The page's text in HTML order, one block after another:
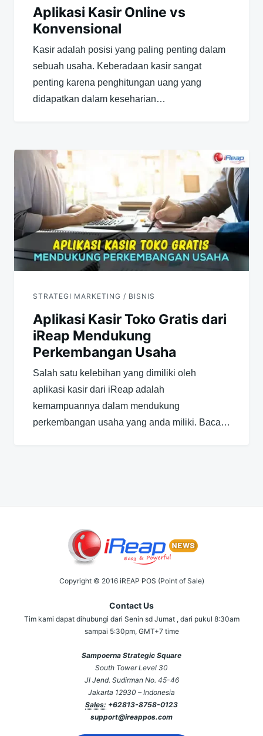
Aplikasi Kasir Online vs
Konvensional
Kasir adalah posisi yang paling penting dalam
sebuah usaha. Keberadaan kasir sangat
penting karena penghitungan uang yang
didapatkan dalam keseharian…
STRATEGI MARKETING / BISNIS
Aplikasi Kasir Toko Gratis dari
iReap Mendukung
Perkembangan Usaha
Salah satu kelebihan yang dimiliki oleh
aplikasi kasir dari iReap adalah
kemampuannya dalam mendukung
perkembangan usaha yang anda miliki. Baca…
Copyright © 2016 iREAP POS (Point of Sale)
Contact Us
Tim kami dapat dihubungi dari Senin sd Jumat , dari pukul 8:30am
sampai 5:30pm, GMT+7 time
Sampoerna Strategic Square
South Tower Level 30
Jl Jend. Sudirman No. 45-46
Jakarta 12930 – Indonesia
Sales: +62813-8758-0123
support@ireappos.com